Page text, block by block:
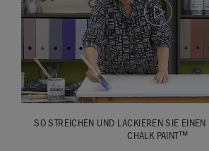
SO STREICHEN UND LACKIEREN SIE
CHALK PAINT™